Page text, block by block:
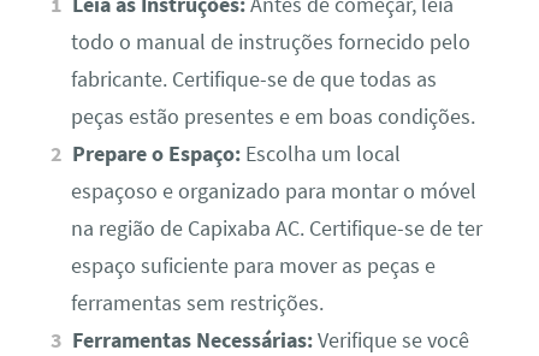
todo o manual de instruções fornecido pelo
fabricante. Certifique-se de que todas as
peças estão presentes e em boas condições.
Prepare o Espaço: Escolha um local
espaçoso e organizado para montar o móvel
na região de Capixaba AC. Certifique-se de ter
espaço suficiente para mover as peças e
ferramentas sem restrições.
Ferramentas Necessárias:Verifique se você